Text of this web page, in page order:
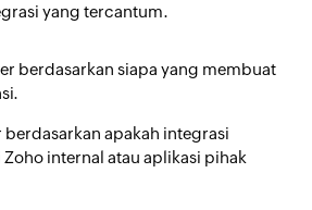
yang tercantum.
berdasarkan siapa yang membuat
apakah integrasi
internal atau aplikasi pihak